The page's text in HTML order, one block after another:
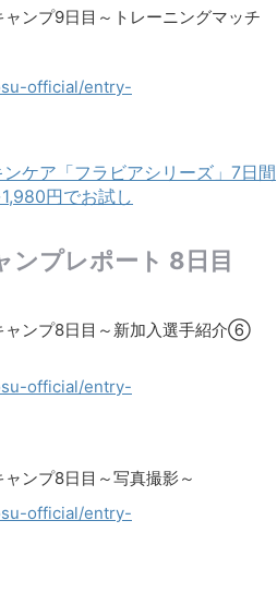
ンプ9日目～トレーニングマッチ
official/entry-
ケア「フラビアシリーズ」7日間
円でお試し
ンプレポート 8日目
ャンプ8日目～新加入選手紹介⑥
official/entry-
ンプ8日目～写真撮影～
official/entry-